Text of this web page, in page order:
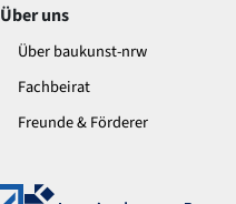
Über uns
Über baukunst-nrw
Fachbeirat
Freunde & Förderer